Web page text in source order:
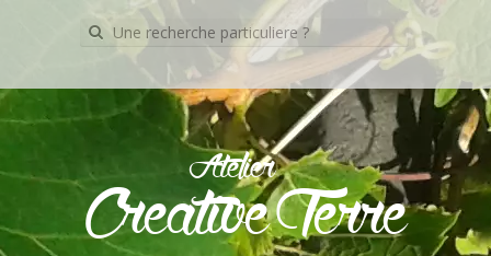
Recherche
pour:
Atelier
Creative Terre